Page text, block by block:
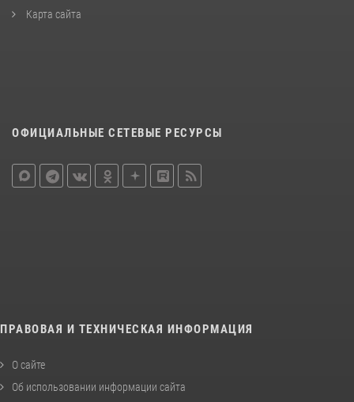
Карта сайта
ОФИЦИАЛЬНЫЕ СЕТЕВЫЕ РЕСУРСЫ
ПРАВОВАЯ И ТЕХНИЧЕСКАЯ ИНФОРМАЦИЯ
О сайте
Об использовании информации сайта